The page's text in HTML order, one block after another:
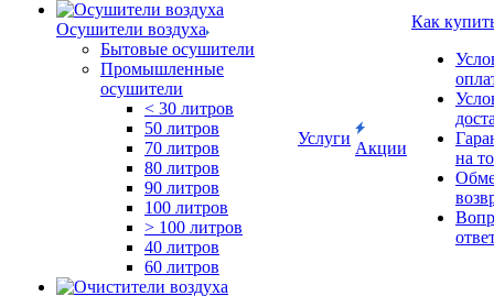
Осушители воздуха
Бытовые осушители
Промышленные
осушители
< 30 литров
50 литров
70 литров
80 литров
90 литров
100 литров
> 100 литров
40 литров
60 литров
Услуги
Акции
Как
на